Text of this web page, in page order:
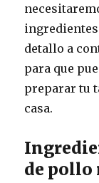
ingredientes
detallo a
para que
preparar tu
casa.
de pollo